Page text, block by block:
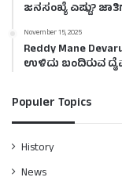
ಜನಸಂಖ್ಯೆ ಎಷ್ಟು?
November 15, 2025
Reddy Mane
ಉಳಿದು ಬಂದಿರುವ
Populer Topics
History
News